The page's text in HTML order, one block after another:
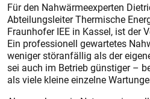
Für den Nahwärmeexperten
Abteilungsleiter Thermische
Fraunhofer IEE in Kassel, ist der
Ein professionell gewartetes
weniger störanfällig als der
sei auch im Betrieb günstiger –
als viele kleine einzelne